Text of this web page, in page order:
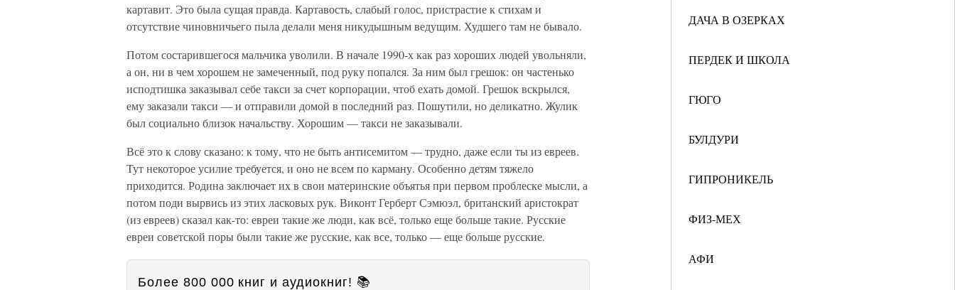
ДАЧА В ОЗЕРКАХ
ПЕРДЕК И ШКОЛА
ГЮГО
БУЛДУРИ
ГИПРОНИКЕЛЬ
ФИЗ-МЕХ
АФИ
картавит. Это была сущая правда. Картавость, слабый голос, пристрастие к стихам и
отсутствие чиновничьего пыла делали меня никудышным ведущим. Худшего там не бывало.
Потом состарившегося мальчика уволили. В начале 1990-х как раз хороших людей увольняли,
а он, ни в чем хорошем не замеченный, под руку попался. За ним был грешок: он частенько
исподтишка заказывал себе такси за счет корпорации, чтоб ехать домой. Грешок вскрылся,
ему заказали такси — и отправили домой в последний раз. Пошутили, но деликатно. Жулик
был социально близок начальству. Хорошим — такси не заказывали.
Всё это к слову сказано: к тому, что не быть антисемитом — трудно, даже если ты из евреев.
Тут некоторое усилие требуется, и оно не всем по карману. Особенно детям тяжело
приходится. Родина заключает их в свои материнские объятья при первом проблеске мысли, а
потом поди вырвись из этих ласковых рук. Виконт Герберт Сэмюэл, британский аристократ
(из евреев) сказал как-то: евреи такие же люди, как всё, только еще больше такие. Русские
евреи советской поры были такие же русские, как все, только — еще больше русские.
Более 800 000 книг и аудиокниг! 📚